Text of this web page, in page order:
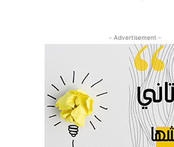
- Advertisement -